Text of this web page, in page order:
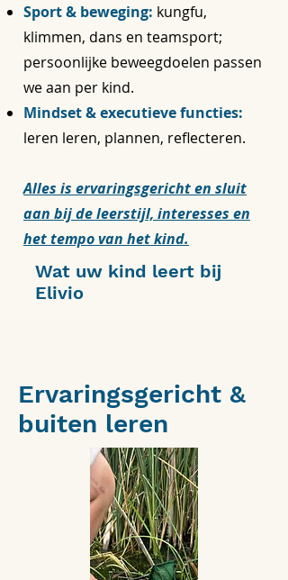
Sport & beweging: kungfu,
klimmen, dans en teamsport;
persoonlijke beweegdoelen passen
we aan per kind.
Mindset & executieve functies:
leren leren, plannen, reflecteren.
Alles is ervaringsgericht en sluit
aan bij de leerstijl, interesses en
het tempo van het kind.
Wat uw kind leert bij
Elivio
Ervaringsgericht &
buiten leren